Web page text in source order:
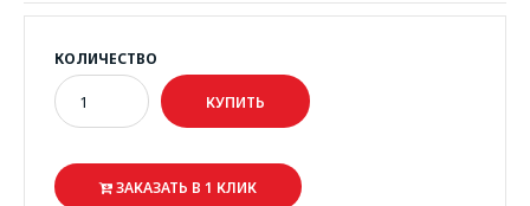
КОЛИЧЕСТВО
ЗАКАЗАТЬ В 1 КЛИК